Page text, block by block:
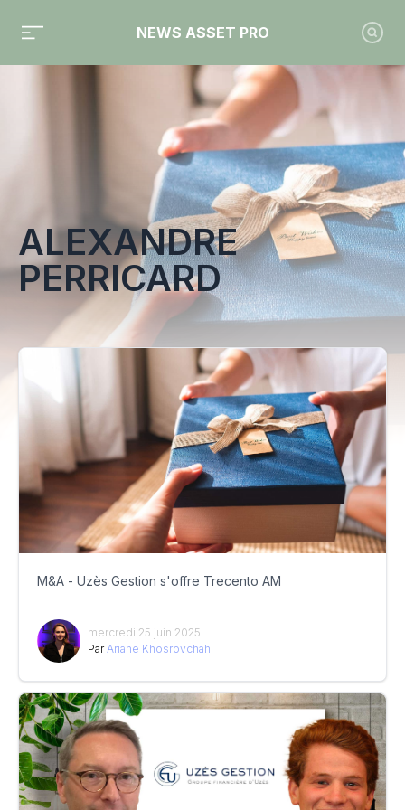
NEWS ASSET PRO
Toute l'actualité sur le tag "Alexandre Perricard"
ALEXANDRE
PERRICARD
M&A - Uzès Gestion s'offre Trecento AM
mercredi 25 juin 2025
Par Ariane Khosrovchahi